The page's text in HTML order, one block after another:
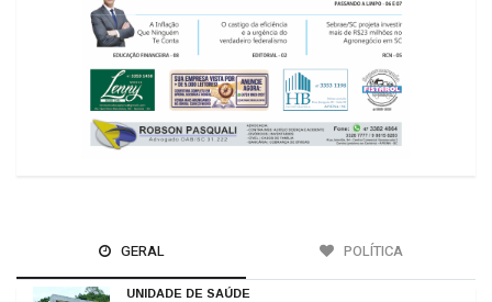
GERAL POLÍTICA
UNIDADE DE SAÚDE